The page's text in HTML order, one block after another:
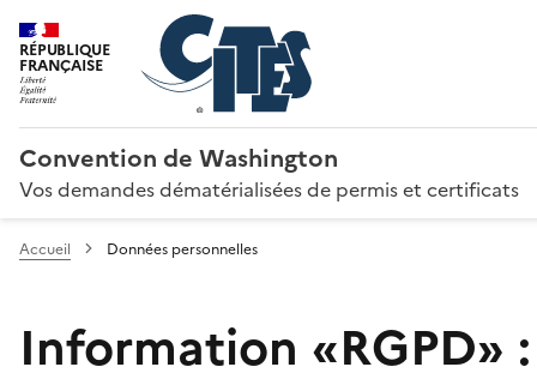
RÉPUBLIQUE
FRANÇAISE
Convention de Washington
Vos demandes dématérialisées de permis et certificats
Accueil Données personnelles
Information «RGPD»